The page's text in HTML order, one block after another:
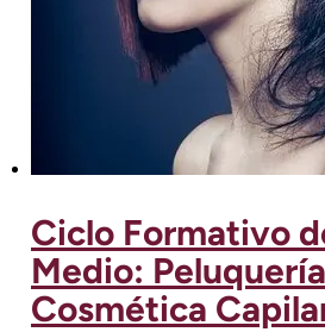
Ciclo Formativo
Medio:
Cosmética